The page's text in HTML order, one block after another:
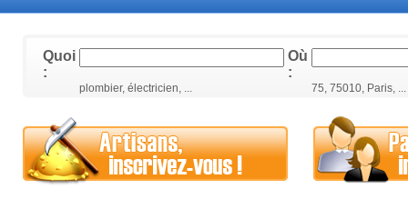
Quoi
:
Où
:
plombier, électricien, ... 75, 75010, Paris, ...